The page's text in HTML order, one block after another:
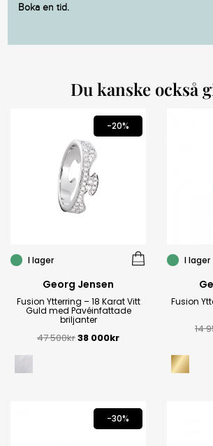
Boka en tid.
Du kanske också
-20%
I lager
Georg Jensen
Fusion Ytterring – 18 Karat Vitt
Guld med Pavéinfattade
briljanter
47 500kr38 000kr
I lager
Fusion
14
-30%